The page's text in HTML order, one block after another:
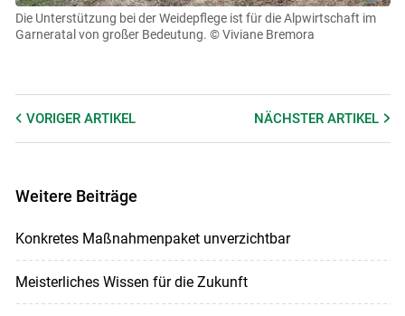
Die Unterstützung bei der Weidepflege ist für die Alpwirtschaft im
Garneratal von großer Bedeutung. © Viviane Bremora
VORIGER ARTIKEL NÄCHSTERARTIKEL
Weitere Beiträge
Konkretes Maßnahmenpaket unverzichtbar
Meisterliches Wissen für die Zukunft